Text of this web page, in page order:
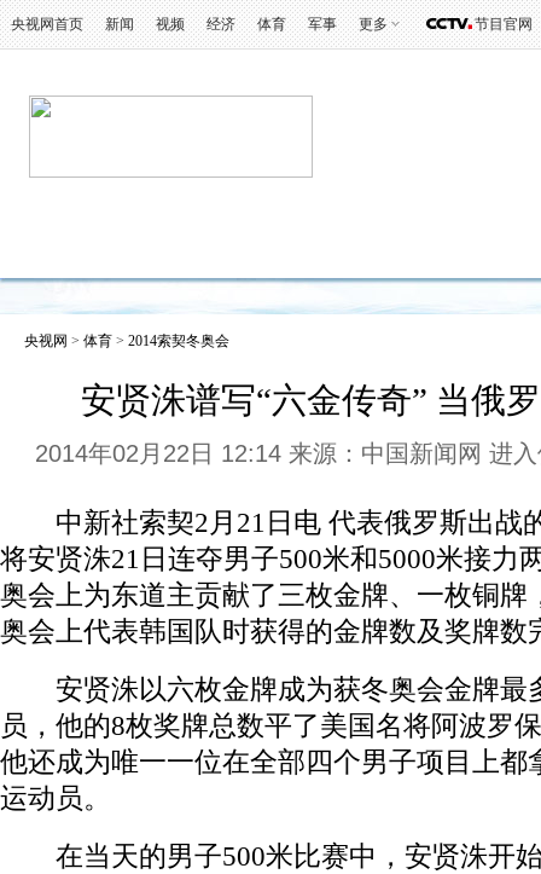
央视网首页 新闻 视频 经济 体育 军事 更多 节目官网
央视网 > 体育 > 2014索契冬奥会
安贤洙谱写“六金传奇” 当俄
2014年02月22日 12:14 来源：中国新闻网 进
中新社索契2月21日电 代表俄罗斯出战
将安贤洙21日连夺男子500米和5000米接力
奥会上为东道主贡献了三枚金牌、一枚铜牌
奥会上代表韩国队时获得的金牌数及奖牌数
安贤洙以六枚金牌成为获冬奥会金牌最
员，他的8枚奖牌总数平了美国名将阿波罗
他还成为唯一一位在全部四个男子项目上都
运动员。
在当天的男子500米比赛中，安贤洙开